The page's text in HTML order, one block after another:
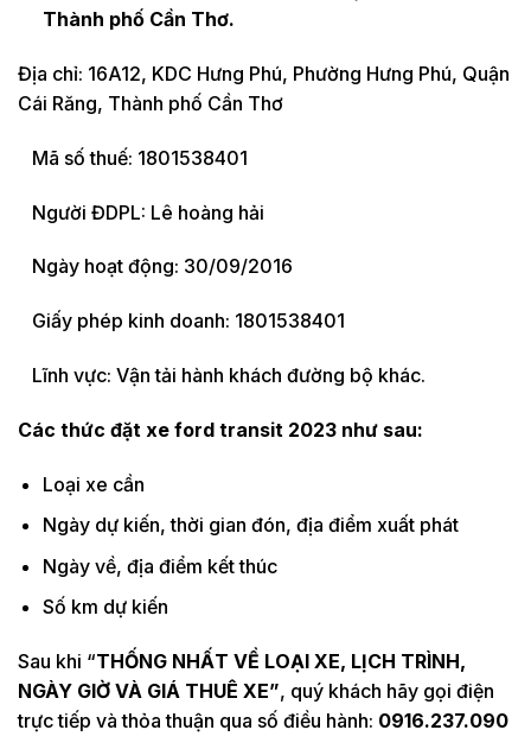
Thành phố Cần Thơ.
Địa chỉ: 16A12, KDC Hưng Phú, Phường Hưng Phú, Quận
Cái Răng, Thành phố Cần Thơ
Mã số thuế: 1801538401
Người ĐDPL: Lê hoàng hải
Ngày hoạt động: 30/09/2016
Giấy phép kinh doanh: 1801538401
Lĩnh vực: Vận tải hành khách đường bộ khác.
Các thức đặt xe ford transit 2023 như sau:
Loại xe cần
Ngày dự kiến, thời gian đón, địa điểm xuất phát
Ngày về, địa điểm kết thúc
Số km dự kiến
Sau khi “THỐNG NHẤT VỀ LOẠI XE, LỊCH TRÌNH,
NGÀY GIỜ VÀ GIÁ THUÊ XE”, quý khách hãy gọi điện
trực tiếp và thỏa thuận qua số điều hành: 0916.237.090